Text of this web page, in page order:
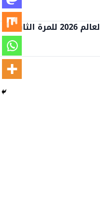
إسبانيا بطلة كأس العالم 2026 للمرة الثانية